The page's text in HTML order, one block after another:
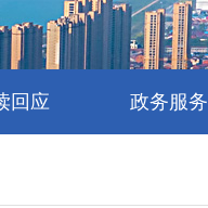
回应 政务服务